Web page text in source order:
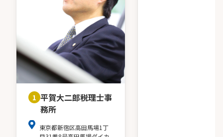
1 平賀大二郎税理士事
務所
東京都新宿区高田馬場1丁